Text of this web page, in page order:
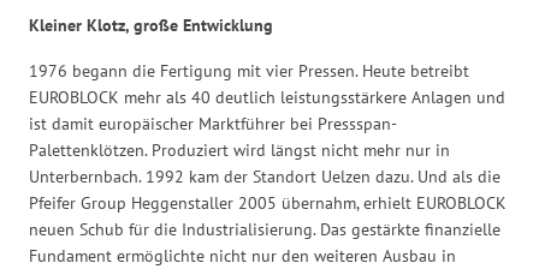
Kleiner Klotz, große Entwicklung
1976 begann die Fertigung mit vier Pressen. Heute betreibt
EUROBLOCK mehr als 40 deutlich leistungsstärkere Anlagen und
ist damit europäischer Marktführer bei Pressspan-
Palettenklötzen. Produziert wird längst nicht mehr nur in
Unterbernbach. 1992 kam der Standort Uelzen dazu. Und als die
Pfeifer Group Heggenstaller 2005 übernahm, erhielt EUROBLOCK
neuen Schub für die Industrialisierung. Das gestärkte finanzielle
Fundament ermöglichte nicht nur den weiteren Ausbau in